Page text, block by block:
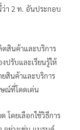
ว่า 2 ท. อันประกอบ
สินค้าและบริการ
ปรับและเรียนรู้ให้
ยสินค้าและบริการ
ณ์ที่โดดเด่น
โดยเลือกใช้วิธีการ